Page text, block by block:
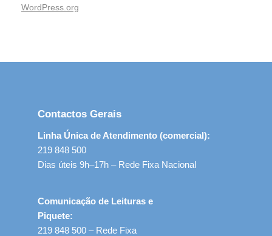
WordPress.org
Contactos Gerais
Linha Única de Atendimento (comercial):
219 848 500
Dias úteis 9h–17h – Rede Fixa Nacional
Comunicação de Leituras e
Piquete:
219 848 500 – Rede Fixa